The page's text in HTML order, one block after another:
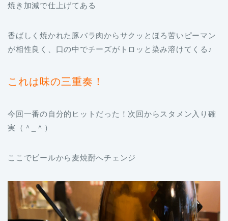
焼き加減で仕上げてある
香ばしく焼かれた豚バラ肉からサクッとほろ苦いピーマン
が相性良く、口の中でチーズがトロッと染み溶けてくる♪
これは味の三重奏！
今回一番の自分的ヒットだった！次回からスタメン入り確
実（＾_＾）
ここでビールから麦焼酎へチェンジ